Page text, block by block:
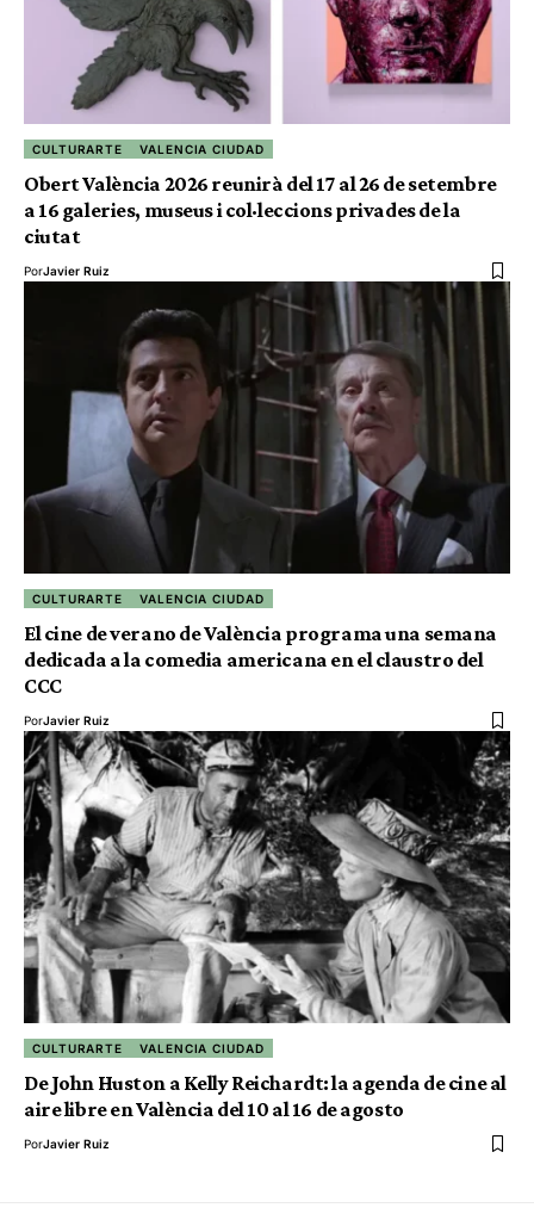
CULTURARTE VALENCIA CIUDAD
Obert València 2026 reunirà del 17 al 26 de setembre
a 16 galeries, museus i col·leccions privades de la
ciutat
PorJavier Ruiz
CULTURARTE VALENCIA CIUDAD
El cine de verano de València programa una semana
dedicada a la comedia americana en el claustro del
CCC
PorJavier Ruiz
CULTURARTE VALENCIA CIUDAD
De John Huston a Kelly Reichardt: la agenda de cine al
aire libre en València del 10 al 16 de agosto
PorJavier Ruiz